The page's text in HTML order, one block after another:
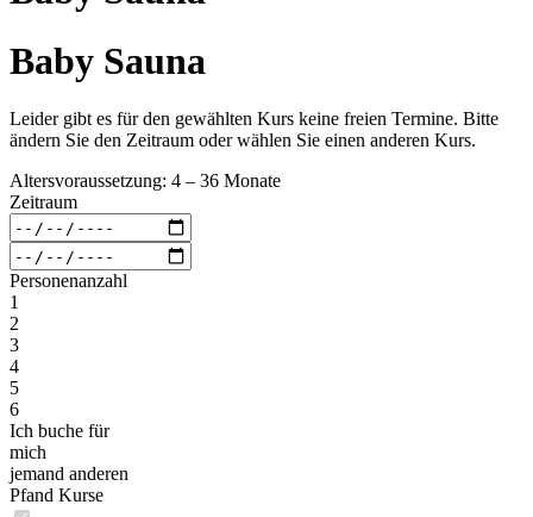
Baby Sauna
Leider gibt es für den gewählten Kurs keine freien Termine. Bitte
ändern Sie den Zeitraum oder wählen Sie einen anderen Kurs.
Altersvoraussetzung: 4 – 36 Monate
Zeitraum
Personenanzahl
1
2
3
4
5
6
Ich buche für
mich
jemand anderen
Pfand Kurse